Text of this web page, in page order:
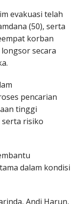
evakuasi telah
(50), serta
korban
secara
pencarian
tinggi
serta risiko
dalam kondisi
Andi Harun,